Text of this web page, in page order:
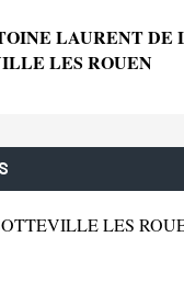
LAURENT DE
LES ROUEN
LES